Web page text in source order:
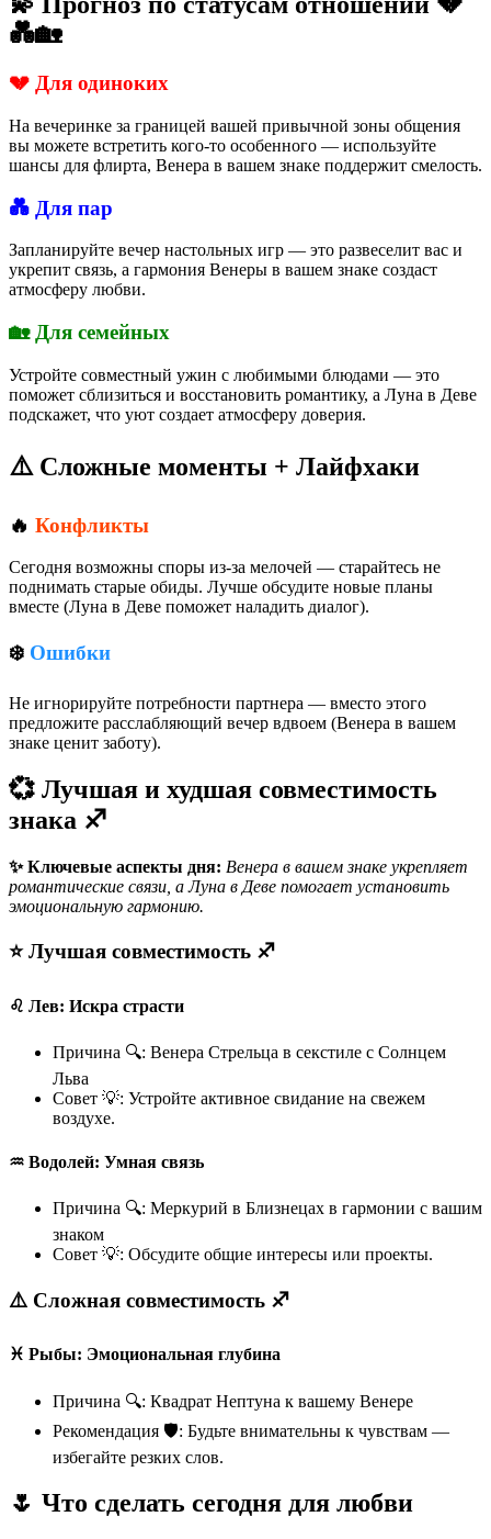
💑🏡
💔 Для одиноких
На вечеринке за границей вашей привычной зоны общения
вы можете встретить кого-то особенного — используйте
шансы для флирта, Венера в вашем знаке поддержит смелость.
💑 Для пар
Запланируйте вечер настольных игр — это развеселит вас и
укрепит связь, а гармония Венеры в вашем знаке создаст
атмосферу любви.
🏡 Для семейных
Устройте совместный ужин с любимыми блюдами — это
поможет сблизиться и восстановить романтику, а Луна в Деве
подскажет, что уют создает атмосферу доверия.
⚠️ Сложные моменты + Лайфхаки
🔥 Конфликты
Сегодня возможны споры из-за мелочей — старайтесь не
поднимать старые обиды. Лучше обсудите новые планы
вместе (Луна в Деве поможет наладить диалог).
❄️ Ошибки
Не игнорируйте потребности партнера — вместо этого
предложите расслабляющий вечер вдвоем (Венера в вашем
знаке ценит заботу).
💞 Лучшая и худшая совместимость
знака ♐️
✨ Ключевые аспекты дня: Венера в вашем знаке укрепляет
романтические связи, а Луна в Деве помогает установить
эмоциональную гармонию.
⭐ Лучшая совместимость ♐️
♌️ Лев: Искра страсти
Причина 🔍: Венера Стрельца в секстиле с Солнцем
Льва
Совет 💡: Устройте активное свидание на свежем
воздухе.
♒️ Водолей: Умная связь
Причина 🔍: Меркурий в Близнецах в гармонии с вашим
знаком
Совет 💡: Обсудите общие интересы или проекты.
⚠️ Сложная совместимость ♐️
♓️ Рыбы: Эмоциональная глубина
Причина 🔍: Квадрат Нептуна к вашему Венере
Рекомендация 🛡️: Будьте внимательны к чувствам —
избегайте резких слов.
🌷 Что сделать сегодня для любви